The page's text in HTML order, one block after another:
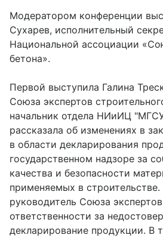
Модератором конференции
Сухарев, исполнительный
Национальной ассоциации
бетона».
Первой выступила Галина
Союза экспертов
начальник отдела НИиИЦ
рассказала об изменениях в
в области декларирования
государственном надзоре за
качества и безопасности
применяемых в
руководитель Союза
ответственности за
декларирование продукции. В